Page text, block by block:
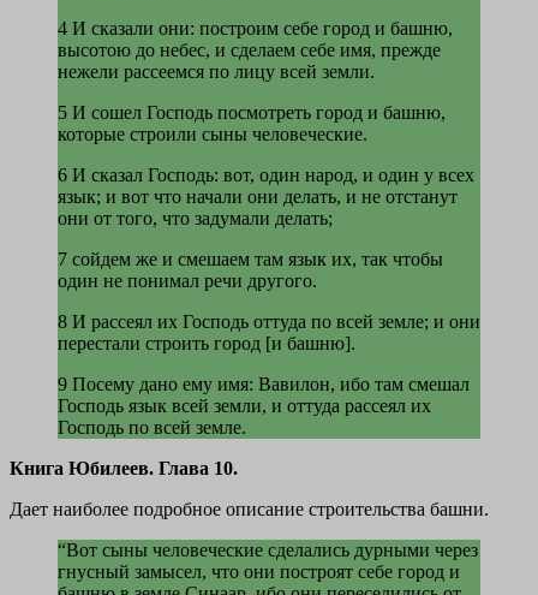
4 И сказали они: построим себе город и башню,
высотою до небес, и сделаем себе имя, прежде
нежели рассеемся по лицу всей земли.
5 И сошел Господь посмотреть город и башню,
которые строили сыны человеческие.
6 И сказал Господь: вот, один народ, и один у всех
язык; и вот что начали они делать, и не отстанут
они от того, что задумали делать;
7 сойдем же и смешаем там язык их, так чтобы
один не понимал речи другого.
8 И рассеял их Господь оттуда по всей земле; и они
перестали строить город [и башню].
9 Посему дано ему имя: Вавилон, ибо там смешал
Господь язык всей земли, и оттуда рассеял их
Господь по всей земле.
Книга Юбилеев. Глава 10.
Дает наиболее подробное описание строительства башни.
“Вот сыны человеческие сделались дурными через
гнусный замысел, что они построят себе город и